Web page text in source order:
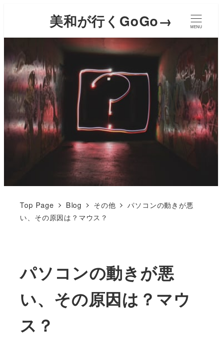
美和が行くGoGo→ MENU
Top Page Blog その他
パソコンの動きが悪
い、その原因は？マウス？
パソコンの動きが悪
い、その原因は？マウ
ス？